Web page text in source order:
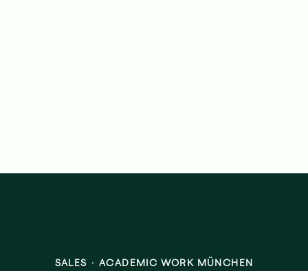
SALES · ACADEMIC WORK MÜNCHEN